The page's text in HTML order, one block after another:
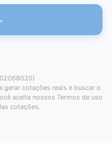
gerar cotações reais e buscar o
aceita nossos Termos de uso
cotações.